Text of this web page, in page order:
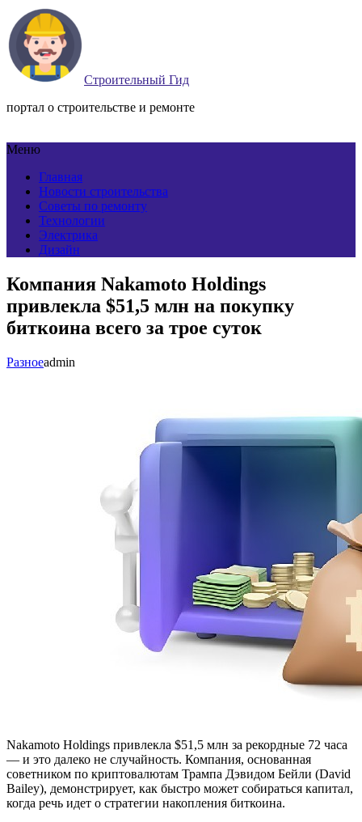
Строительный Гид
портал о строительстве и ремонте
Меню
Главная
Новости строительства
Советы по ремонту
Технологии
Электрика
Дизайн
Компания Nakamoto Holdings
привлекла $51,5 млн на покупку
биткоина всего за трое суток
Разноеadmin
Nakamoto Holdings привлекла $51,5 млн за рекордные 72 часа
— и это далеко не случайность. Компания, основанная
советником по криптовалютам Трампа Дэвидом Бейли (David
Bailey), демонстрирует, как быстро может собираться капитал,
когда речь идет о стратегии накопления биткоина.